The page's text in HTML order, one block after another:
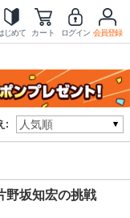
じめて カート ログイン 会員登録
:
野坂知宏の挑戦